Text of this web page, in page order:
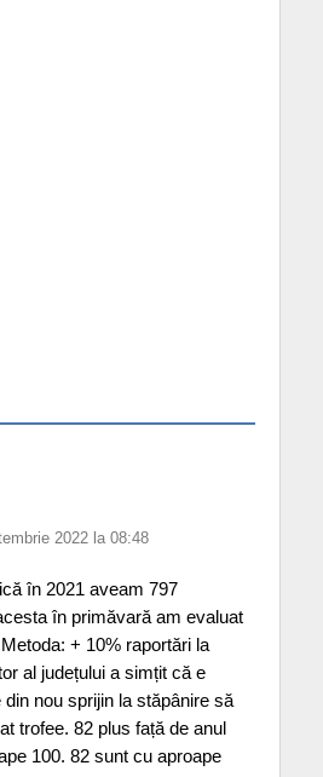
2022 la 08:48
în 2021 aveam 797
în primăvară am evaluat
+ 10% raportări la
al județului a simțit că e
nou sprijin la stăpânire să
trofee. 82 plus față de anul
100. 82 sunt cu aproape